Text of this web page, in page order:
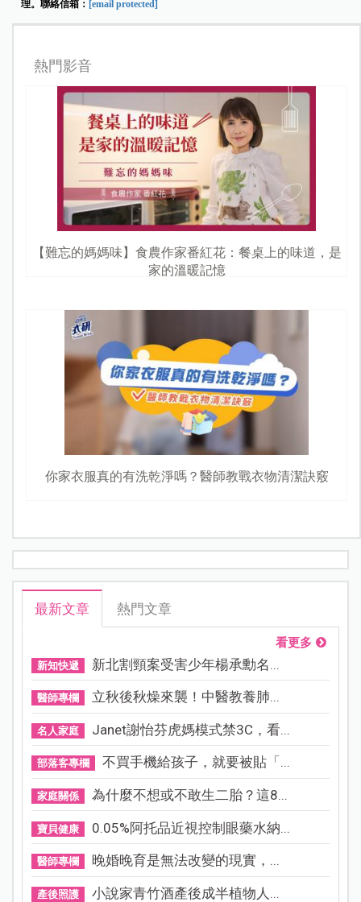
理。聯絡信箱： [email protected]
熱門影音
【難忘的媽媽味】食農作家番紅花：餐桌上的味道，是
家的溫暖記憶
你家衣服真的有洗乾淨嗎？醫師教戰衣物清潔訣竅
最新文章 熱門文章
看更多
新知快遞 新北割頸案受害少年楊承勳名...
醫師專欄 立秋後秋燥來襲！中醫教養肺...
名人家庭 Janet謝怡芬虎媽模式禁3C，看...
部落客專欄 不買手機給孩子，就要被貼「...
家庭關係 為什麼不想或不敢生二胎？這8...
寶貝健康 0.05%阿托品近視控制眼藥水納...
醫師專欄 晚婚晚育是無法改變的現實，...
產後照護 小說家青竹酒產後成半植物人...